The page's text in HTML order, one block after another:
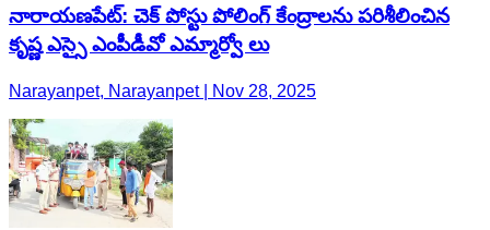
నారాయణపేట్: చెక్ పోస్టు పోలింగ్ కేంద్రాలను పరిశీలించిన
కృష్ణ ఎస్సై ఎంపీడీవో ఎమ్మార్వో లు
Narayanpet, Narayanpet | Nov 28, 2025